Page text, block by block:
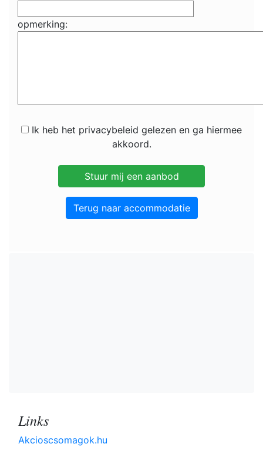
opmerking:
Ik heb het privacybeleid gelezen en ga hiermee
akkoord.
Terug naar accommodatie
Links
Akcioscsomagok.hu